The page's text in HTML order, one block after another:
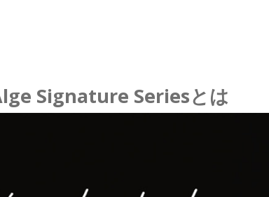
Signature Seriesとは